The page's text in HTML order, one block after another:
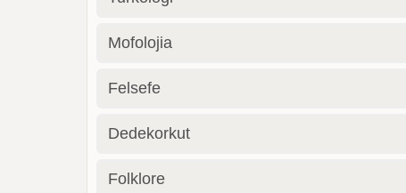
Mofolojia
Felsefe
Dedekorkut
Folklore